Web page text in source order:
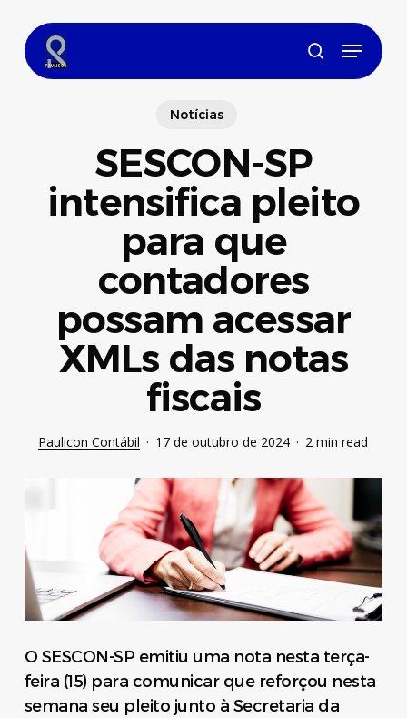
main
content
search
Menu
Notícias
SESCON-SP
intensifica pleito
para que
contadores
possam acessar
XMLs das notas
fiscais
Paulicon Contábil 17 de outubro de 2024 2 min read
O SESCON-SP emitiu uma nota nesta terça-
feira (15) para comunicar que reforçou nesta
semana seu pleito junto à Secretaria da